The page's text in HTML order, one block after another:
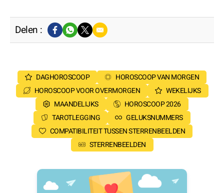
Delen :
DAGHOROSCOOP
HOROSCOOP VAN MORGEN
HOROSCOOP VOOR OVERMORGEN
WEKELIJKS
MAANDELIJKS
HOROSCOOP 2026
TAROTLEGGING
GELUKSNUMMERS
COMPATIBILITEIT TUSSEN STERRENBEELDEN
STERRENBEELDEN